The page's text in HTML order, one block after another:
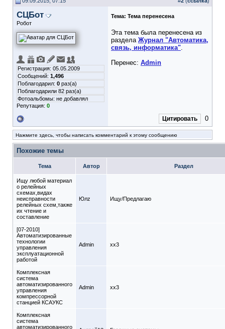
СЦБот
Робот
Регистрация: 05.05.2009
Сообщений: 1,496
Поблагодарил: 0 раз(а)
Поблагодарили 82 раз(а)
Фотоальбомы: не добавлял
Репутация: 0
Тема: Тема перенесена
Эта тема была перенесена из
раздела Журнал "Автоматика,
связь, информатика".
Перенес: Admin
Цитировать 0
Нажмите здесь, чтобы написать комментарий к этому сообщению
Похожие темы
Тема Автор Раздел
Ищу любой материал
о релейных
схемах,видах
неисправности
релейных схем,также
их чтение и
составление
Юлz Ищу/Предлагаю
[07-2010]
Автоматизированные
технологии
управления
эксплуатационной
работой
Admin xx3
Комплексная
система
автоматизированного
управления
компрессорной
станцией КСАУКС
Admin xx3
Комплексная
система
автоматизированного